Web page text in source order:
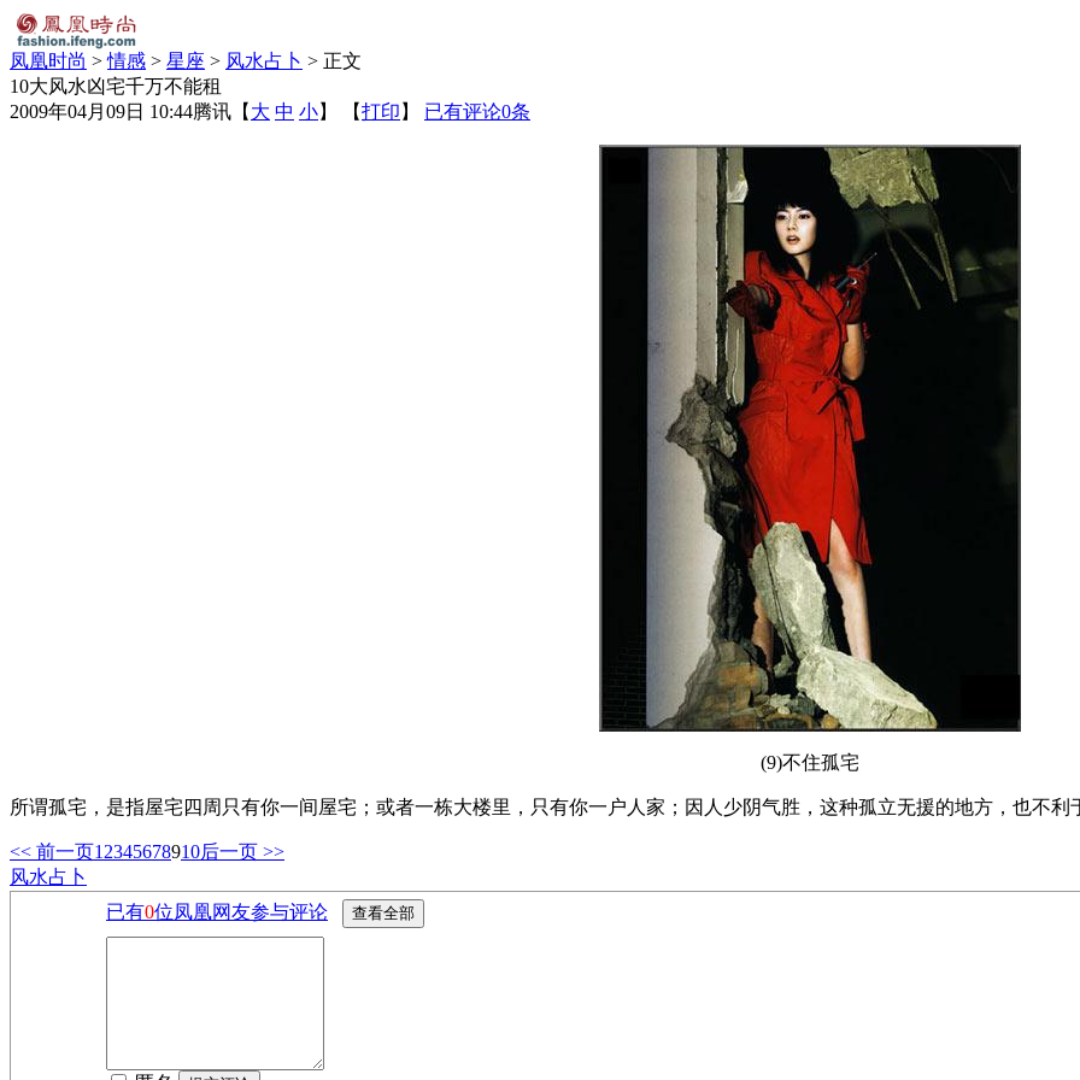
凤凰时尚 >情感 > 星座 > 风水占卜 > 正文
10大风水凶宅千万不能租
2009年04月09日 10:44腾讯 【 大 中 小】 【打印 】 已有评论0条
(9)不住孤宅
所谓孤宅，是指屋宅四周只有你一间屋宅；或者一栋大楼里，只有你一户人家；因人少阴气胜，这种孤立无援的地方，也不利
<< 前一页1 2345678910后一页 >>
风水占卜
已有0位凤凰网友参与评论